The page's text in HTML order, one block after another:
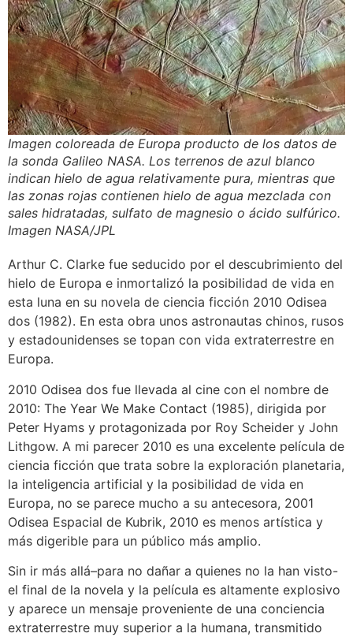
Imagen coloreada de Europa producto de los datos de
la sonda Galileo NASA. Los terrenos de azul blanco
indican hielo de agua relativamente pura, mientras que
las zonas rojas contienen hielo de agua mezclada con
sales hidratadas, sulfato de magnesio o ácido sulfúrico.
Imagen NASA/JPL
Arthur C. Clarke fue seducido por el descubrimiento del
hielo de Europa e inmortalizó la posibilidad de vida en
esta luna en su novela de ciencia ficción 2010 Odisea
dos (1982). En esta obra unos astronautas chinos, rusos
y estadounidenses se topan con vida extraterrestre en
Europa.
2010 Odisea dos fue llevada al cine con el nombre de
2010: The Year We Make Contact (1985), dirigida por
Peter Hyams y protagonizada por Roy Scheider y John
Lithgow. A mi parecer 2010 es una excelente película de
ciencia ficción que trata sobre la exploración planetaria,
la inteligencia artificial y la posibilidad de vida en
Europa, no se parece mucho a su antecesora, 2001
Odisea Espacial de Kubrik, 2010 es menos artística y
más digerible para un público más amplio.
Sin ir más allá–para no dañar a quienes no la han visto-
el final de la novela y la película es altamente explosivo
y aparece un mensaje proveniente de una conciencia
extraterrestre muy superior a la humana, transmitido